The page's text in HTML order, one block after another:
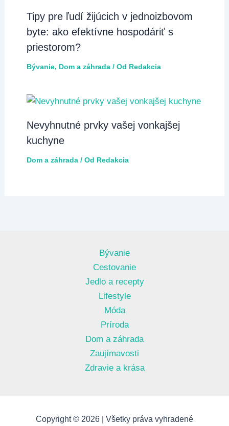
Tipy pre ľudí žijúcich v jednoizbovom
byte: ako efektívne hospodáriť s
priestorom?
Bývanie, Dom a záhrada/ Od Redakcia
Nevyhnutné prvky vašej vonkajšej
kuchyne
Dom a záhrada/ Od Redakcia
Bývanie
Cestovanie
Jedlo a recepty
Lifestyle
Móda
Príroda
Dom a záhrada
Zaujímavosti
Zdravie a krása
Copyright © 2026 | Všetky práva vyhradené